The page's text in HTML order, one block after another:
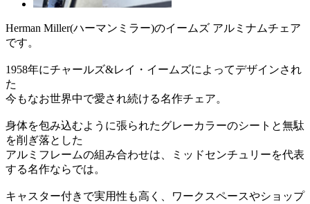
Herman Miller(ハーマンミラー)のイームズ アルミナムチェア
です。
1958年にチャールズ&レイ・イームズによってデザインされ
た
今もなお世界中で愛され続ける名作チェア。
身体を包み込むように張られたグレーカラーのシートと無駄
を削ぎ落とした
アルミフレームの組み合わせは、ミッドセンチュリーを代表
する名作ならでは。
キャスター付きで実用性も高く、ワークスペースやショップ